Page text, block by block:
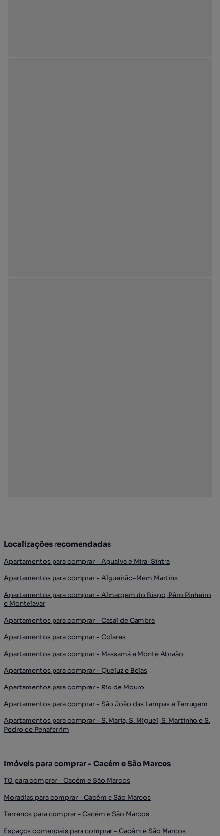
Localizações recomendadas
Apartamentos para comprar - Agualva e Mira-Sintra
Apartamentos para comprar - Algueirão-Mem Martins
Apartamentos para comprar - Almargem do Bispo, Pêro Pinheiro
e Montelavar
Apartamentos para comprar - Casal de Cambra
Apartamentos para comprar - Colares
Apartamentos para comprar - Massamá e Monte Abraão
Apartamentos para comprar - Queluz e Belas
Apartamentos para comprar - Rio de Mouro
Apartamentos para comprar - São João das Lampas e Terrugem
Apartamentos para comprar - S. Maria, S. Miguel, S. Martinho e S.
Pedro de Penaferrim
Imóveis para comprar - Cacém e São Marcos
T0 para comprar - Cacém e São Marcos
Moradias para comprar - Cacém e São Marcos
Terrenos para comprar - Cacém e São Marcos
Espaços comerciais para comprar - Cacém e São Marcos